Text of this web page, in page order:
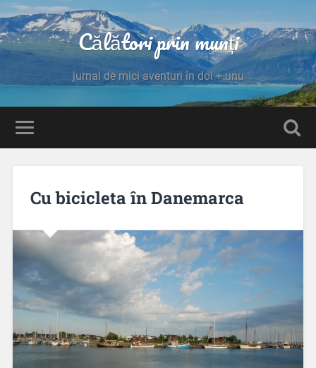
Călători prin munți
jurnal de mici aventuri în doi + unu
Cu bicicleta în Danemarca